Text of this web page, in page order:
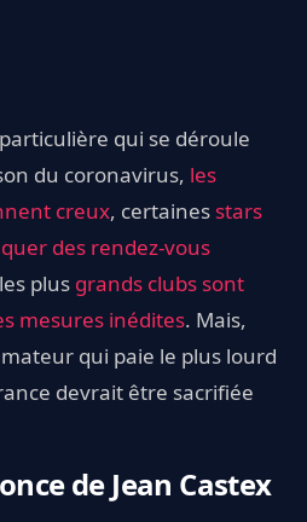
qui se déroule
du coronavirus, les
creux, certaines stars
des rendez-vous
plus grands clubs sont
mesures inédites. Mais,
qui paie le plus lourd
devrait être sacrifiée
de Jean Castex